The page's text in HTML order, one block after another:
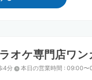
オケ専門店ワン
4分 本日の営業時間 : 09:00〜